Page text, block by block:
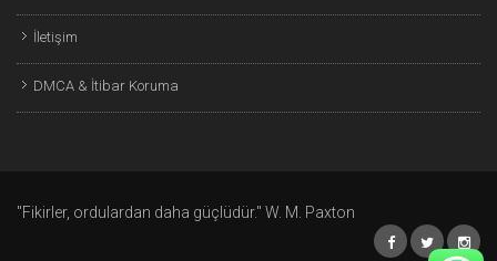
İletişim
DMCA & İtibar Koruma
"Fikirler, ordulardan daha güçlüdür." W. M. Paxton